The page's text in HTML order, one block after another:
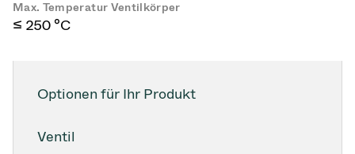
Max. Temperatur Ventilkörper
≤ 250 °C
Optionen für Ihr Produkt
Ventil